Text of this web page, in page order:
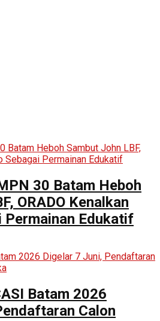
30 Batam Heboh
ORADO Kenalkan
Permainan Edukatif
Batam 2026
Calon